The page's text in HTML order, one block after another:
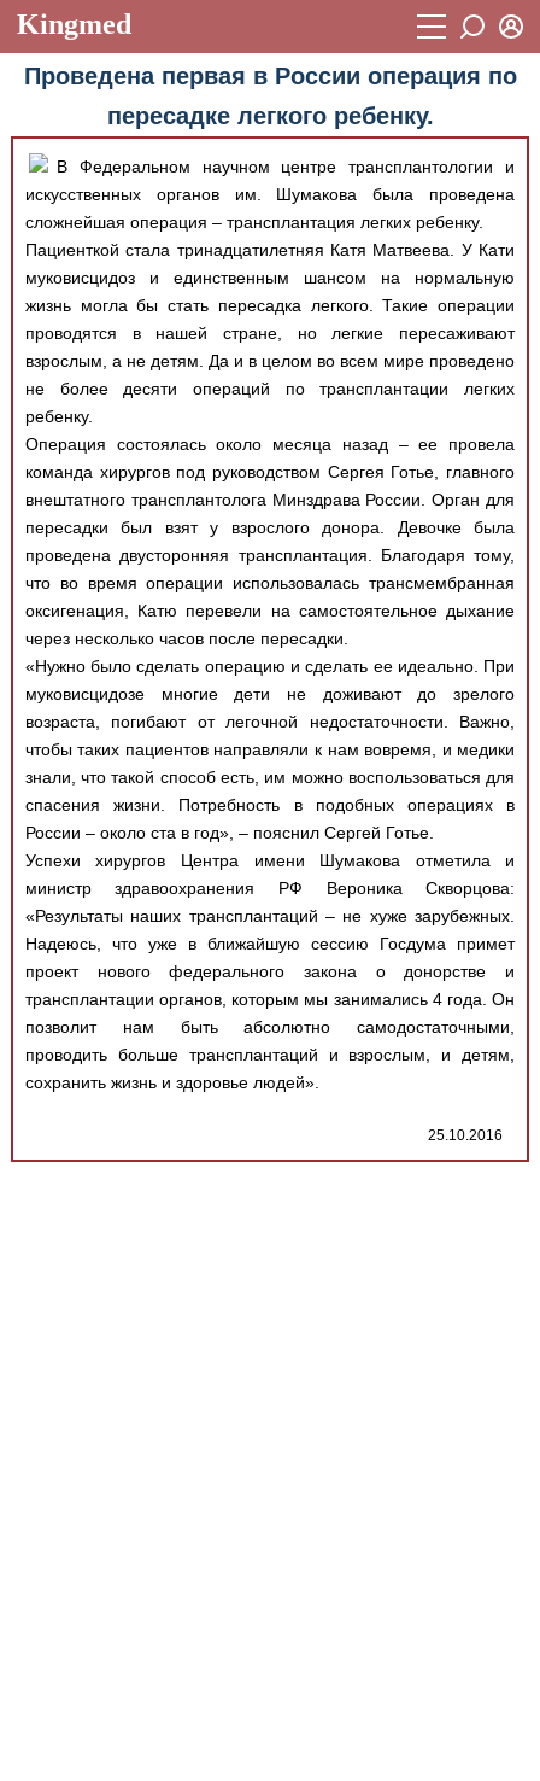
Kingmed
Учебный материал
Видеогалерея 899
Фотогалерея (1906)
Истории болезней 1268
Лекции и презентации 2474
Аккредитационные тесты (6)
Методические рекомендации 1050
Научно-популярное
Статьи
Новости (244)
Медицинская стандартизация
Нормативы экстренной и неотложной помощи
Нормы лабораторных и инструментальных
исследований
Добавить материал
Пароль
Восстановить пароль
Регистрация
Вход
Проведена первая в России операция по
пересадке легкого ребенку.
В Федеральном научном центре трансплантологии и
искусственных органов им. Шумакова была проведена
сложнейшая операция – трансплантация легких ребенку.
Пациенткой стала тринадцатилетняя Катя Матвеева. У Кати
муковисцидоз и единственным шансом на нормальную
жизнь могла бы стать пересадка легкого. Такие операции
проводятся в нашей стране, но легкие пересаживают
взрослым, а не детям. Да и в целом во всем мире проведено
не более десяти операций по трансплантации легких
ребенку.
Операция состоялась около месяца назад – ее провела
команда хирургов под руководством Сергея Готье, главного
внештатного трансплантолога Минздрава России. Орган для
пересадки был взят у взрослого донора. Девочке была
проведена двусторонняя трансплантация. Благодаря тому,
что во время операции использовалась трансмембранная
оксигенация, Катю перевели на самостоятельное дыхание
через несколько часов после пересадки.
«Нужно было сделать операцию и сделать ее идеально. При
муковисцидозе многие дети не доживают до зрелого
возраста, погибают от легочной недостаточности. Важно,
чтобы таких пациентов направляли к нам вовремя, и медики
знали, что такой способ есть, им можно воспользоваться для
спасения жизни. Потребность в подобных операциях в
России – около ста в год», – пояснил Сергей Готье.
Успехи хирургов Центра имени Шумакова отметила и
министр здравоохранения РФ Вероника Скворцова:
«Результаты наших трансплантаций – не хуже зарубежных.
Надеюсь, что уже в ближайшую сессию Госдума примет
проект нового федерального закона о донорстве и
трансплантации органов, которым мы занимались 4 года. Он
позволит нам быть абсолютно самодостаточными,
проводить больше трансплантаций и взрослым, и детям,
сохранить жизнь и здоровье людей».
25.10.2016